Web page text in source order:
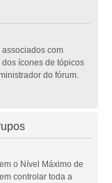
com
ícones de tópicos
do fórum.
o Nível Máximo de
controlar toda a